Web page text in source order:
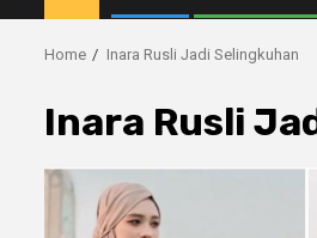
Home Inara Rusli Jadi Selingkuhan
Inara Rusli